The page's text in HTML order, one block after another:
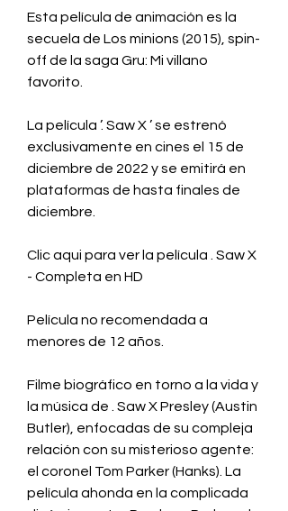
Esta película de animación es la
secuela de Los minions (2015), spin-
off de la saga Gru: Mi villano
favorito.
La película ’. Saw X ’ se estrenó
exclusivamente en cines el 15 de
diciembre de 2022 y se emitirá en
plataformas de hasta finales de
diciembre.
Clic aqui para ver la película . Saw X
- Completa en HD
Película no recomendada a
menores de 12 años.
Filme biográfico en torno a la vida y
la música de . Saw X Presley (Austin
Butler), enfocadas de su compleja
relación con su misterioso agente:
el coronel Tom Parker (Hanks). La
película ahonda en la complicada